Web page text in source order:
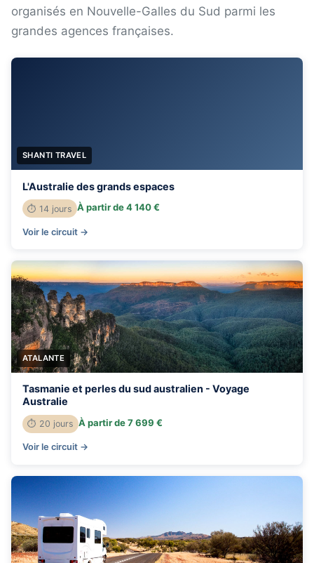
organisés en Nouvelle-Galles du Sud parmi les
grandes agences françaises.
SHANTI TRAVEL
L'Australie des grands espaces
⏱ 14 jours À partir de 4 140 €
Voir le circuit →
ATALANTE
Tasmanie et perles du sud australien - Voyage
Australie
⏱ 20 jours À partir de 7 699 €
Voir le circuit →